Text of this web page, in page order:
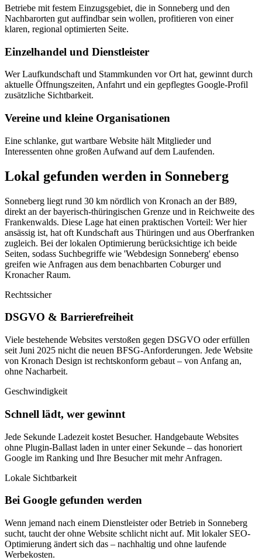
Betriebe mit festem Einzugsgebiet, die in Sonneberg und den
Nachbarorten gut auffindbar sein wollen, profitieren von einer
klaren, regional optimierten Seite.
Einzelhandel und Dienstleister
Wer Laufkundschaft und Stammkunden vor Ort hat, gewinnt durch
aktuelle Öffnungszeiten, Anfahrt und ein gepflegtes Google-Profil
zusätzliche Sichtbarkeit.
Vereine und kleine Organisationen
Eine schlanke, gut wartbare Website hält Mitglieder und
Interessenten ohne großen Aufwand auf dem Laufenden.
Lokal gefunden werden in Sonneberg
Sonneberg liegt rund 30 km nördlich von Kronach an der B89,
direkt an der bayerisch-thüringischen Grenze und in Reichweite des
Frankenwalds. Diese Lage hat einen praktischen Vorteil: Wer hier
ansässig ist, hat oft Kundschaft aus Thüringen und aus Oberfranken
zugleich. Bei der lokalen Optimierung berücksichtige ich beide
Seiten, sodass Suchbegriffe wie 'Webdesign Sonneberg' ebenso
greifen wie Anfragen aus dem benachbarten Coburger und
Kronacher Raum.
Rechtssicher
DSGVO & Barrierefreiheit
Viele bestehende Websites verstoßen gegen DSGVO oder erfüllen
seit Juni 2025 nicht die neuen BFSG-Anforderungen. Jede Website
von Kronach Design ist rechtskonform gebaut – von Anfang an,
ohne Nacharbeit.
Geschwindigkeit
Schnell lädt, wer gewinnt
Jede Sekunde Ladezeit kostet Besucher. Handgebaute Websites
ohne Plugin-Ballast laden in unter einer Sekunde – das honoriert
Google im Ranking und Ihre Besucher mit mehr Anfragen.
Lokale Sichtbarkeit
Bei Google gefunden werden
Wenn jemand nach einem Dienstleister oder Betrieb in Sonneberg
sucht, taucht der ohne Website schlicht nicht auf. Mit lokaler SEO-
Optimierung ändert sich das – nachhaltig und ohne laufende
Werbekosten.